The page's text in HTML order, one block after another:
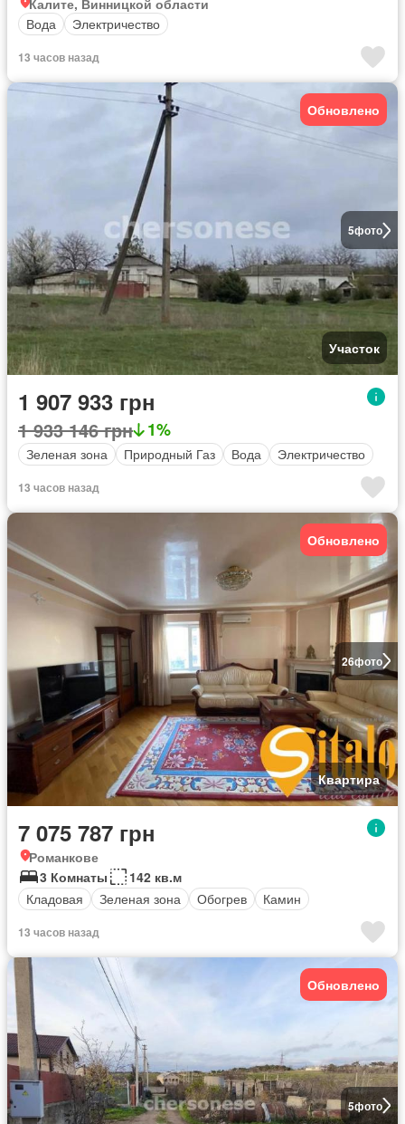
Вода
Электричество
13 часов назад
5фото
Обновлено
Участок
1 907 933 грн
1 933 146 грн 1%
Зеленая зона Природный Газ Вода Электричество
13 часов назад
26фото
Обновлено
Квартира
7 075 787 грн
Романкове
3 Комнаты
142 кв.м
Кладовая
Зеленая зона Обогрев Камин
13 часов назад
5фото
Обновлено